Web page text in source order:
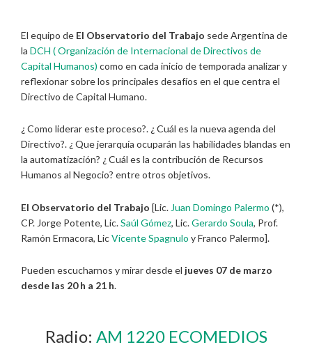
El equipo de El Observatorio del Trabajo sede Argentina de
la DCH ( Organización de Internacional de Directivos de
Capital Humanos) como en cada inicio de temporada analizar y
reflexionar sobre los principales desafíos en el que centra el
Directivo de Capital Humano.
¿ Como liderar este proceso?. ¿ Cuál es la nueva agenda del
Directivo?. ¿ Que jerarquía ocuparán las habilidades blandas en
la automatización? ¿ Cuál es la contribución de Recursos
Humanos al Negocio? entre otros objetivos.
El Observatorio del Trabajo [Lic. Juan Domingo Palermo (*),
CP. Jorge Potente, Lic.Saúl Gómez, Lic.Gerardo Soula, Prof.
Ramón Ermacora, LicVicente Spagnulo y Franco Palermo].
Pueden escucharnos y mirar desde el jueves 07 de marzo
desde las 20 h a 21 h.
Radio: AM 1220 ECOMEDIOS